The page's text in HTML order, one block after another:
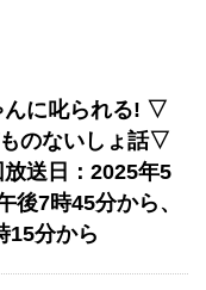
んに叱られる! ▽
のないしょ話▽
送日：2025年5
後7時45分から、
15分から